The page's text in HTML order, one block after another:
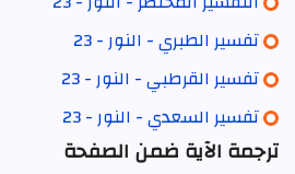
تفسير الطبري - النور - 23
تفسير القرطبي - النور - 23
تفسير السعدي - النور - 23
ترجمة الآية ضمن الصفحة